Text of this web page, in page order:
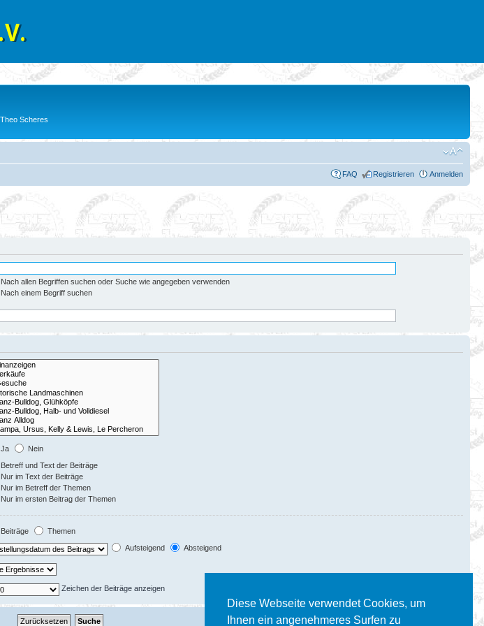
Diese Webseite verwendet Cookies, um
Ihnen ein angenehmeres Surfen zu
Scheres
FAQ Registrieren Anmelden
Nach allen Begriffen suchen oder Suche wie angegeben verwenden
Nach einem Begriff suchen
Ja
Nein
Betreff und Text der Beiträge
Nur im Text der Beiträge
Nur im Betreff der Themen
Nur im ersten Beitrag der Themen
Beiträge
Themen
Aufsteigend Absteigend
Zeichen der Beiträge anzeigen